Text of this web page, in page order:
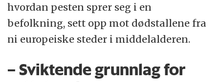
hvordan pesten sprer seg i en
befolkning, sett opp mot dødstallene fra
ni europeiske steder i middelalderen.
­– Sviktende grunnlag for